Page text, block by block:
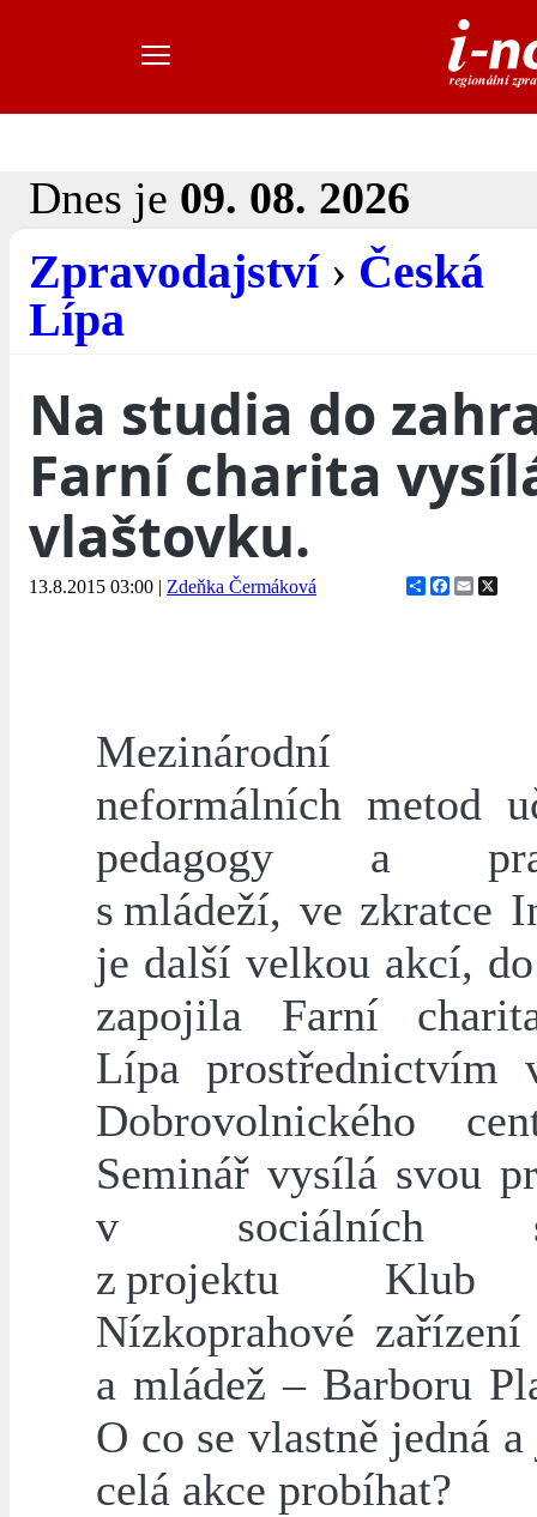
Dnes je 09. 08. 2026
Zpravodajství› Česká
Lípa
Na studia do
Farní charita
vlaštovku.
13.8.2015 03:00 | Zdeňka Čermáková ShareFacebook
Email
Mezinárodní
neformálních metod
pedagogy a
s mládeží, ve zkratce
je další velkou akcí,
zapojila Farní
Lípa prostřednictvím
Dobrovolnického
Seminář vysílá svou
v sociálních
z projektu Klub
Nízkoprahové
a mládež – Barboru
O co se vlastně jedná
celá akce probíhat?